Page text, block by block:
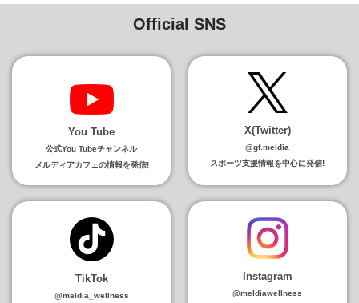
Official SNS
You Tube
公式You Tubeチャンネル
メルディアカフェの情報を発信!
X(Twitter)
@gf.meldia
スポーツ支援情報を中心に発信!
TikTok
@meldia_wellness
Instagram
@meldiawellness